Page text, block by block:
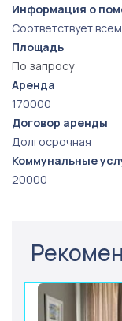
Информация о
Соответствует
Площадь
По запросу
Аренда
170000
Договор аренды
Долгосрочная
Коммунальные
20000